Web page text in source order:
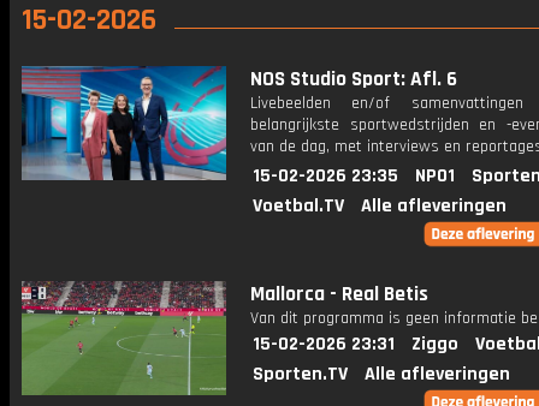
15-02-2026
NOS Studio Sport: Afl. 6
Livebeelden en/of
belangrijkste sportwedstrijden en -
van de dag, met interviews en
15-02-2026 23:35 NPO1
Voetbal.TV
Alle afleveringen
Mallorca - Real Betis
Van dit programma is geen informatie
15-02-2026 23:31 Ziggo
Sporten.TV
Alle afleveringen